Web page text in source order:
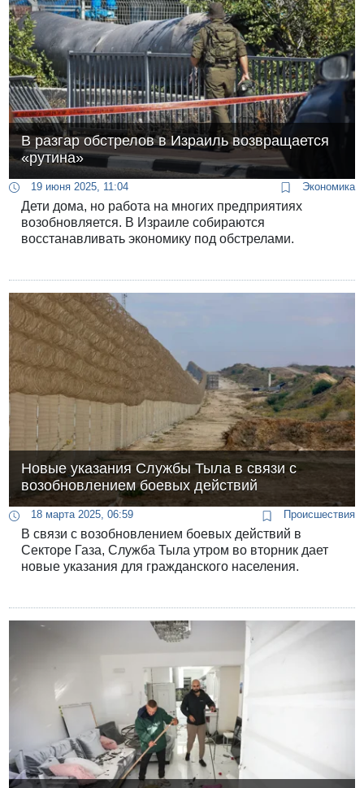
В разгар обстрелов в Израиль возвращается
«рутина»
19 июня 2025, 11:04 Экономика
Дети дома, но работа на многих предприятиях
возобновляется. В Израиле собираются
восстанавливать экономику под обстрелами.
Новые указания Службы Тыла в связи с
возобновлением боевых действий
18 марта 2025, 06:59 Происшествия
В связи с возобновлением боевых действий в
Секторе Газа, Служба Тыла утром во вторник дает
новые указания для гражданского населения.